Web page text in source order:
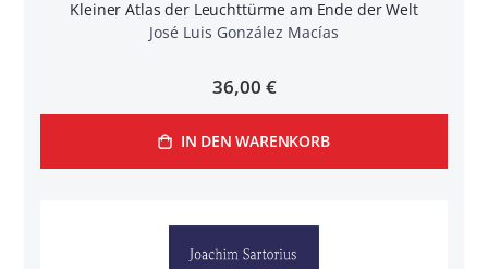
Kleiner Atlas der Leuchttürme am Ende der Welt
José Luis González Macías
36,00 €
IN DEN WARENKORB